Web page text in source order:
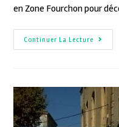
en Zone Fourchon pour
Continuer La Lecture